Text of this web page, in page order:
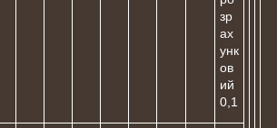
зр
ах
унк
ов
ий
0,1